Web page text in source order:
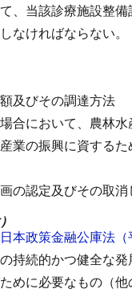
当該診療施設整
なければならない。
及びその調達方法
合において、農林
業の振興に資する
の認定及びその取消
本政策金融公庫法
持続的かつ健全な
めに必要なもの（